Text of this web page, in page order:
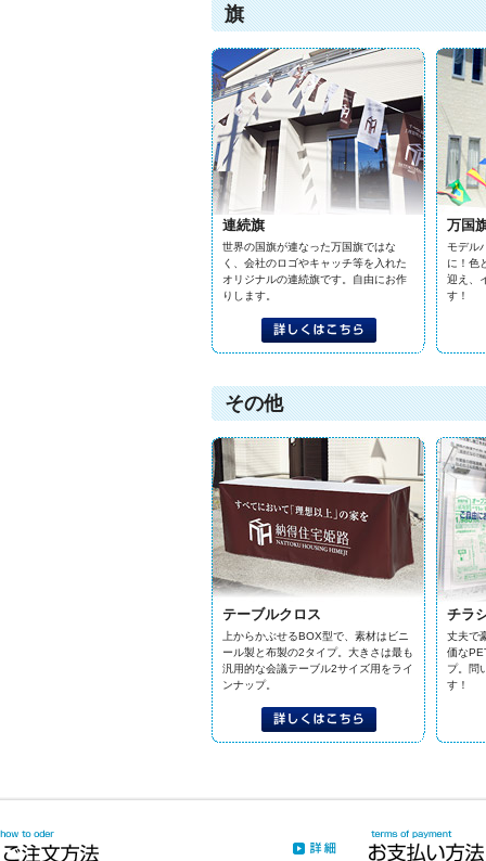
旗
連続旗
世界の国旗が連なった万国旗ではな
く、会社のロゴやキャッチ等を入れた
オリジナルの連続旗です。自由にお作
りします。
万国
モデル
に！色
迎え、
す！
その他
テーブルクロス
上からかぶせるBOX型で、素材はビニ
ール製と布製の2タイプ。大きさは最も
汎用的な会議テーブル2サイズ用をライ
ンナップ。
チラ
丈夫で
価な
プ。問
す！